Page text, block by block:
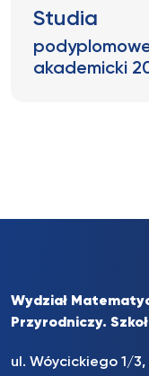
Studia
akademicki
Wydział
Przyrodniczy.
ul. Wóycickiego 1/3,